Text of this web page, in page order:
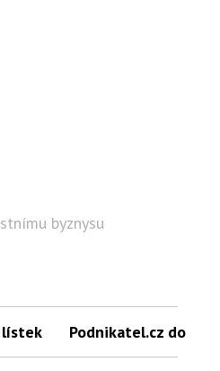
byznysu
lístek Podnikatel.cz do mailu